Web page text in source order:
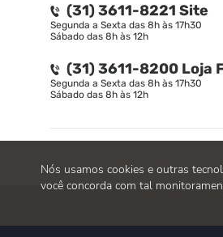
(31) 3611-8221 Site
Segunda a Sexta das 8h às 17h30
Sábado das 8h às 12h
(31) 3611-8200 Loja
Segunda a Sexta das 8h às 17h30
Sábado das 8h às 12h
Nós usamos cookies e outras
você concorda com tal